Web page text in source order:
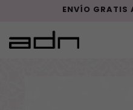
ENVÍO GRATIS